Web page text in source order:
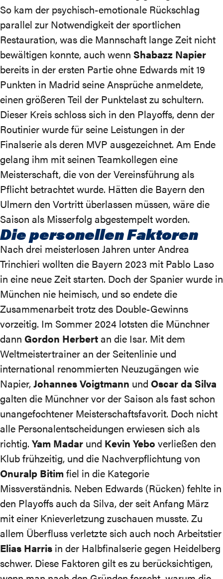
So kam der psychisch-emotionale Rückschlag
parallel zur Notwendigkeit der sportlichen
Restauration, was die Mannschaft lange Zeit nicht
bewältigen konnte, auch wenn Shabazz Napier
bereits in der ersten Partie ohne Edwards mit 19
Punkten in Madrid seine Ansprüche anmeldete,
einen größeren Teil der Punktelast zu schultern.
Dieser Kreis schloss sich in den Playoffs, denn der
Routinier wurde für seine Leistungen in der
Finalserie als deren MVP ausgezeichnet. Am Ende
gelang ihm mit seinen Teamkollegen eine
Meisterschaft, die von der Vereinsführung als
Pflicht betrachtet wurde. Hätten die Bayern den
Ulmern den Vortritt überlassen müssen, wäre die
Saison als Misserfolg abgestempelt worden.
Die personellen Faktoren
Nach drei meisterlosen Jahren unter Andrea
Trinchieri wollten die Bayern 2023 mit Pablo Laso
in eine neue Zeit starten. Doch der Spanier wurde in
München nie heimisch, und so endete die
Zusammenarbeit trotz des Double-Gewinns
vorzeitig. Im Sommer 2024 lotsten die Münchner
dann Gordon Herbertan die Isar. Mit dem
Weltmeistertrainer an der Seitenlinie und
international renommierten Neuzugängen wie
Napier,Johannes Voigtmann und Oscar da Silva
galten die Münchner vor der Saison als fast schon
unangefochtener Meisterschaftsfavorit. Doch nicht
alle Personalentscheidungen erwiesen sich als
richtig. Yam Madar und Kevin Yebo verließen den
Klub frühzeitig, und die Nachverpflichtung von
Onuralp Bitimfiel in die Kategorie
Missverständnis. Neben Edwards (Rücken) fehlte in
den Playoffs auch da Silva, der seit Anfang März
mit einer Knieverletzung zuschauen musste. Zu
allem Überfluss verletzte sich auch noch Arbeitstier
Elias Harris in der Halbfinalserie gegen Heidelberg
schwer. Diese Faktoren gilt es zu berücksichtigen,